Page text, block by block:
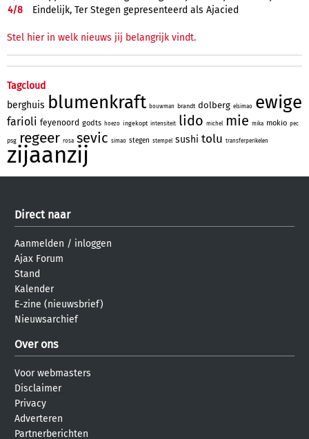
4/8 Eindelijk, Ter Stegen gepresenteerd als Ajacied
Stel hier in welk nieuws jij belangrijk vindt.
Tagcloud
berghuis blumenkraft bouwman brandt dolberg elsimao ewige
farioli feyenoord godts hoezo ingekopt intensiteit lido michel mie mika mokio pec
psg regeer rosa sevic simao stegen stempel sushi tolu transferperikelen
zijaanzij
Direct naar
Aanmelden / inloggen
Ajax Forum
Stand
Kalender
E-zine (nieuwsbrief)
Nieuwsarchief
Over ons
Voor webmasters
Disclaimer
Privacy
Adverteren
Partnerberichten